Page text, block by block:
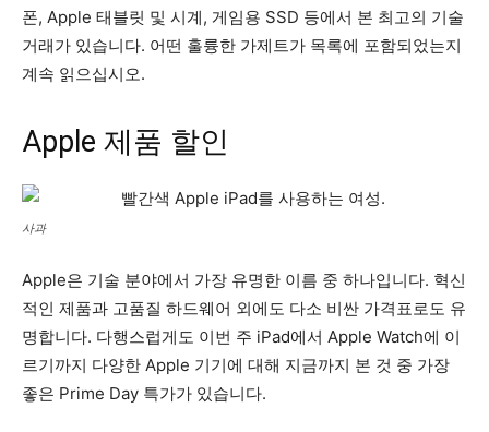
폰, Apple 태블릿 및 시계, 게임용 SSD 등에서 본 최고의 기술
거래가 있습니다. 어떤 훌륭한 가제트가 목록에 포함되었는지
계속 읽으십시오.
Apple 제품 할인
사과
Apple은 기술 분야에서 가장 유명한 이름 중 하나입니다. 혁신
적인 제품과 고품질 하드웨어 외에도 다소 비싼 가격표로도 유
명합니다. 다행스럽게도 이번 주 iPad에서 Apple Watch에 이
르기까지 다양한 Apple 기기에 대해 지금까지 본 것 중 가장
좋은 Prime Day 특가가 있습니다.